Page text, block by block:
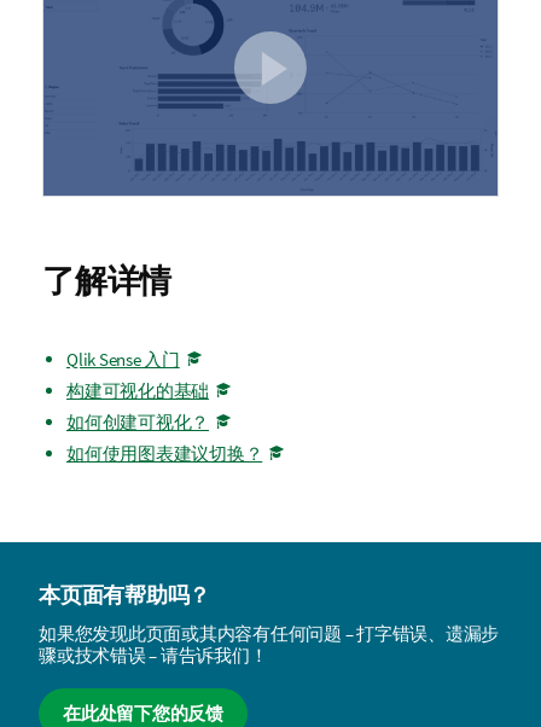
了解详情
Qlik Sense 入门
构建可视化的基础
如何创建可视化？
如何使用图表建议切换？
本页面有帮助吗？
如果您发现此页面或其内容有任何问题 – 打字错误、遗漏步
骤或技术错误 – 请告诉我们！
在此处留下您的反馈